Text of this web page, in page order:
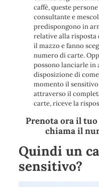
caffè, queste
consultante e
predispongono in
relative alla risposta
il mazzo e fanno
numero di carte.
possono lanciarle in
disposizione di
momento il
attraverso il
carte, riceve la
Prenota ora il
chiama il
Quindi un
sensitivo?